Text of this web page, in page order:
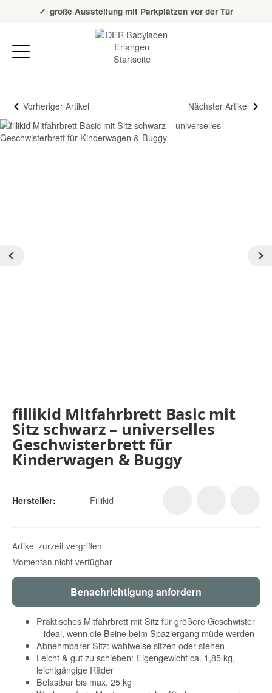
Über 20 Jahre Erfahrung
große Ausstellung mit Parkplätzen vor der Tür
Vorheriger Artikel Nächster Artikel
fillikid Mitfahrbrett Basic mit
Sitz schwarz – universelles
Geschwisterbrett für
Kinderwagen & Buggy
Hersteller: Fillikid
Artikel zurzeit vergriffen
Momentan nicht verfügbar
Benachrichtigung anfordern
Praktisches Mitfahrbrett mit Sitz für größere Geschwister
– ideal, wenn die Beine beim Spaziergang müde werden
Abnehmbarer Sitz: wahlweise sitzen oder stehen
Leicht & gut zu schieben: Eigengewicht ca. 1,85 kg,
leichtgängige Räder
Belastbar bis max. 25 kg